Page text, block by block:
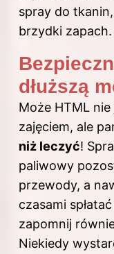
spray do
brzydki zapach.
dłuższą
Może HTML
zajęciem, ale
niż leczyć!
paliwowy
przewody, a
czasami
zapomnij
Niekiedy